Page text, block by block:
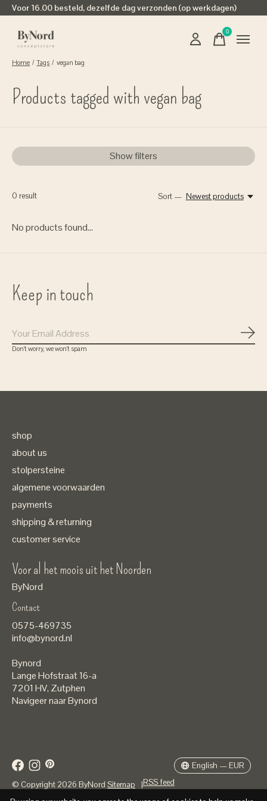
Voor 16.00 besteld, dezelfde dag verzonden (op werkdagen)
0items
Home / Tags / vegan bag
Products tagged with vegan bag
Show filters
0 result Sort — Newest products
No products found...
Keep in touch
Don’t worry, we won’t spam
shop
about us
stolpersteine
algemene voorwaarden
payments
shipping & returning
customer service
Voor al het moois uit het Noorden
ByNord
Contact
0575-469735
info@bynord.nl
Bynord
Lange Hofstraat 16-a
7201 HV, Zutphen
Navigeer naar Bynord
© Copyright 2026 ByNord Sitemap |RSS feed
English — EUR